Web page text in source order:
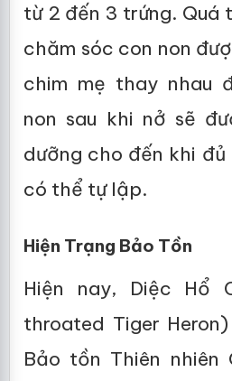
từ 2 đến 3 trứng. Quá
chăm sóc con non
chim mẹ thay nhau
non sau khi nở sẽ
dưỡng cho đến khi
có thể tự lập.
Hiện Trạng Bảo Tồn
Hiện nay, Diệc Hổ
throated Tiger
Bảo tồn Thiên nhiên